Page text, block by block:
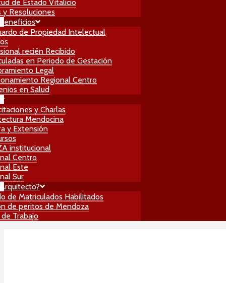
de Estado Vitalicio
y Resoluciones
de Propiedad Intelectual
recién Recibido
en Periodo de Gestación
Legal
Regional Centro
en Salud
y Charlas
Mendocina
y Extensión
institucional
Centro
Este
Sur
de Matriculados Habilitados
de peritos de Mendoza
Trabajo